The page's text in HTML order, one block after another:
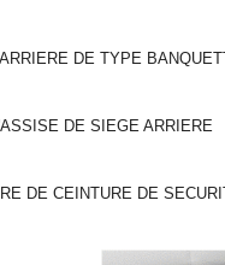
DE TYPE
DE SIEGE ARRIERE
DE CEINTURE DE